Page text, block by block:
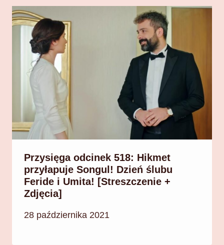
Przysięga odcinek 518: Hikmet
przyłapuje Songul! Dzień ślubu
Feride i Umita! [Streszczenie +
Zdjęcia]
28 października 2021